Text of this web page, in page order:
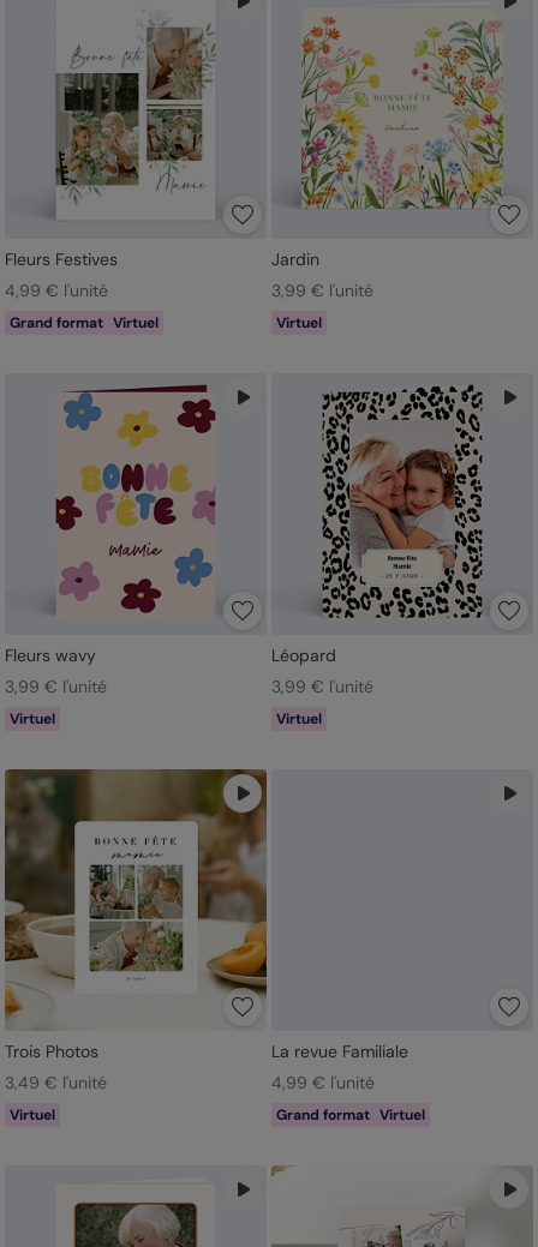
Fleurs Festives
4,99 € l'unité
Grand format Virtuel
Jardin
3,99 € l'unité
Virtuel
Fleurs wavy
3,99 € l'unité
Virtuel
Léopard
3,99 € l'unité
Virtuel
Trois Photos
3,49 € l'unité
Virtuel
La revue Familiale
4,99 € l'unité
Grand format Virtuel